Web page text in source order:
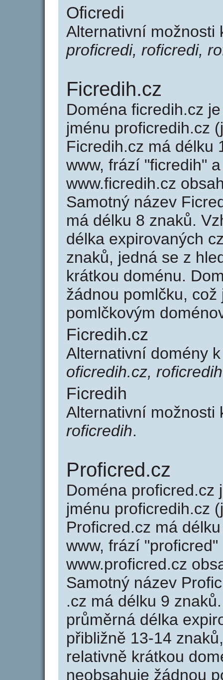
Oficredi
Alternativní
proficredi, roficredi,
Ficredih.cz
Doména ficredih.cz
jménu proficredih.cz
Ficredih.cz má délku
www, frází "ficredih"
www.ficredih.cz
Samotný název
má délku 8 znaků.
délka expirovaných
znaků, jedná se z
krátkou doménu.
žádnou pomlčku,
pomlčkovým
Ficredih.cz
Alternativní domény
oficredih.cz,
Ficredih
Alternativní
roficredih.
Proficred.cz
Doména proficred.cz
jménu proficredih.cz
Proficred.cz má
www, frází
www.proficred.cz
Samotný název
.cz má délku 9
průměrná délka
přibližně 13-14
relativně krátkou
neobsahuje žádnou